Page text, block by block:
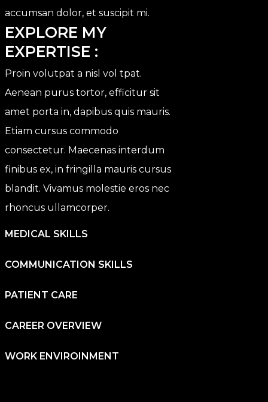
accumsan dolor, et suscipit mi.
EXPLORE MY
EXPERTISE :
Proin volutpat a nisl vol tpat.
Aenean purus tortor, efficitur sit
amet porta in, dapibus quis mauris.
Etiam cursus commodo
consectetur. Maecenas interdum
finibus ex, in fringilla mauris cursus
blandit. Vivamus molestie eros nec
rhoncus ullamcorper.
MEDICAL SKILLS
COMMUNICATION SKILLS
PATIENT CARE
CAREER OVERVIEW
WORK ENVIROINMENT